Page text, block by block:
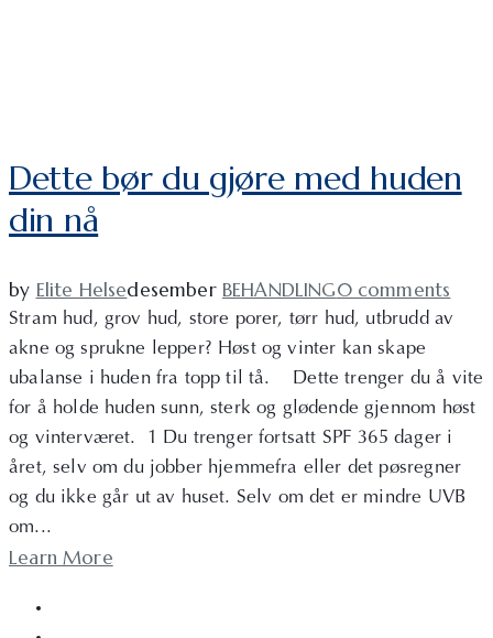
Dette bør du gjøre med huden
din nå
by Elite Helsedesember BEHANDLING0 comments
Stram hud, grov hud, store porer, tørr hud, utbrudd av
akne og sprukne lepper? Høst og vinter kan skape
ubalanse i huden fra topp til tå. Dette trenger du å vite
for å holde huden sunn, sterk og glødende gjennom høst
og vinterværet. 1 Du trenger fortsatt SPF 365 dager i
året, selv om du jobber hjemmefra eller det pøsregner
og du ikke går ut av huset. Selv om det er mindre UVB
om...
Learn More